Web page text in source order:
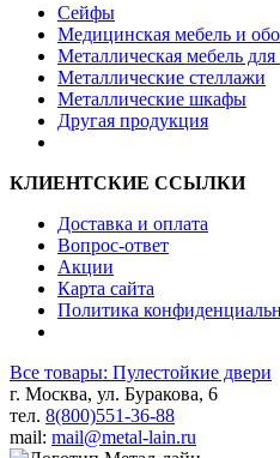
Сейфы
Медицинская мебель и
Металлическая мебель для
Металлические стеллажи
Металлические шкафы
Другая продукция
КЛИЕНТСКИЕ ССЫЛКИ
Доставка и оплата
Вопрос-ответ
Акции
Карта сайта
Политика
Все товары: Пулестойкие двери
г. Москва, ул. Буракова, 6
тел. 8(800)551-36-88
mail: mail@metal-lain.ru